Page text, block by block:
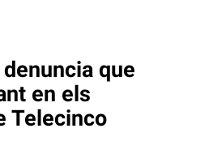
que
en els
Telecinco